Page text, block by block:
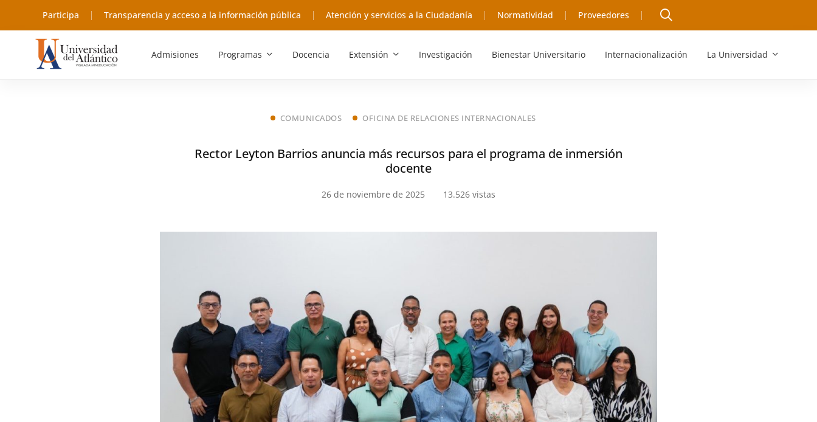
Participa Transparencia y acceso a la información pública Atención y servicios a la Ciudadanía Normatividad Proveedores
Admisiones Programas Docencia Extensión Investigación Bienestar Universitario Internacionalización La Universidad
COMUNICADOS OFICINA DE RELACIONES INTERNACIONALES
Rector Leyton Barrios anuncia más recursos para el programa de inmersión
docente
26 de noviembre de 2025 13.526 vistas